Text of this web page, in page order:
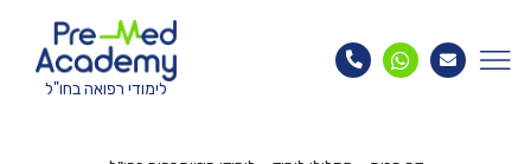
לימודי רפואה בחו"ל